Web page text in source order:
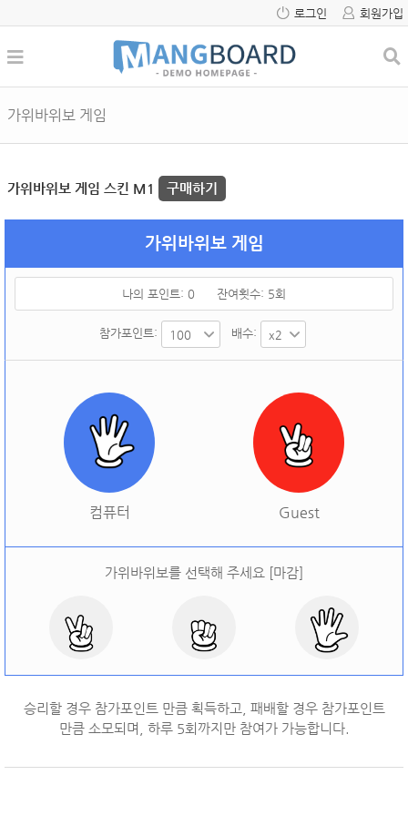
로그인 회원가입
가위바위보 게임
가위바위보 게임 스킨 M1 구매하기
가위바위보 게임
나의 포인트: 0 잔여횟수: 5회
참가포인트: 배수:
컴퓨터 Guest
가위바위보를 선택해 주세요 [마감]
[ 오늘 승률: 오늘 결과: ]
승리할 경우 참가포인트 만큼 획득하고, 패배할 경우 참가포인트
만큼 소모되며, 하루 5회까지만 참여가 가능합니다.